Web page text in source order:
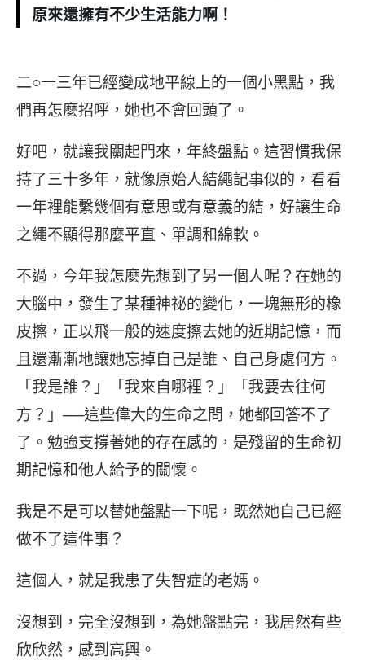
原來還擁有不少生活能力啊！
二○一三年已經變成地平線上的一個小黑點，我
們再怎麼招呼，她也不會回頭了。
好吧，就讓我關起門來，年終盤點。這習慣我保
持了三十多年，就像原始人結繩記事似的，看看
一年裡能繫幾個有意思或有意義的結，好讓生命
之繩不顯得那麼平直、單調和綿軟。
不過，今年我怎麼先想到了另一個人呢？在她的
大腦中，發生了某種神祕的變化，一塊無形的橡
皮擦，正以飛一般的速度擦去她的近期記憶，而
且還漸漸地讓她忘掉自己是誰、自己身處何方。
「我是誰？」「我來自哪裡？」「我要去往何
方？」──這些偉大的生命之問，她都回答不了
了。勉強支撐著她的存在感的，是殘留的生命初
期記憶和他人給予的關懷。
我是不是可以替她盤點一下呢，既然她自己已經
做不了這件事？
這個人，就是我患了失智症的老媽。
沒想到，完全沒想到，為她盤點完，我居然有些
欣欣然，感到高興。